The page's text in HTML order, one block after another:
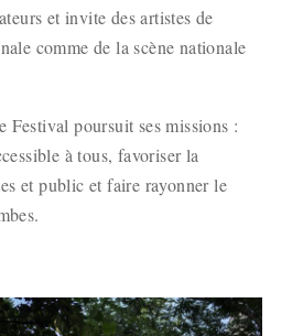
et invite des artistes de
comme de la scène nationale
Festival poursuit ses missions :
à tous, favoriser la
et public et faire rayonner le